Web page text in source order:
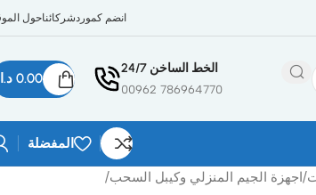
انضم كموردشركائناحول
الخط الساخن 24/7
786964770 00962
0.00 د.ا
المفضلة
/اجهزة الجيم المنزلي وكيبل السحب/